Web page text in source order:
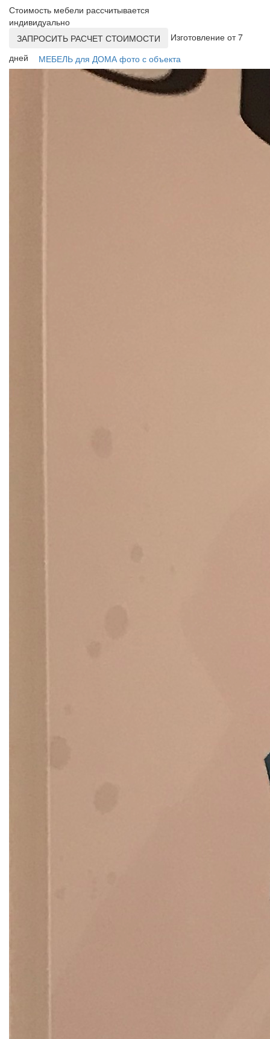
Стоимость мебели рассчитывается
индивидуально
ЗАПРОСИТЬ РАСЧЕТ СТОИМОСТИ
Изготовление от 7
дней
МЕБЕЛЬ для ДОМА фото с объекта